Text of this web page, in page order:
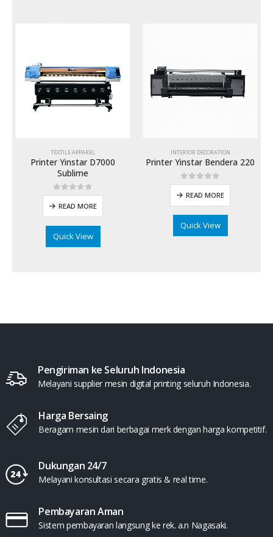
TEXTILE APPAREL
Printer Yinstar D7000
Sublime
0out of 5
READ MORE
Quick View
INTERIOR DECORATION
Printer Yinstar Bendera 220
0out of 5
READ MORE
Quick View
Pengiriman ke Seluruh Indonesia
Melayani supplier mesin digital printing seluruh Indonesia.
Harga Bersaing
Beragam mesin dari berbagai merk dengan harga kompetitif.
Dukungan 24/7
Melayani konsultasi secara gratis & real time.
Pembayaran Aman
Sistem pembayaran langsung ke rek. a.n Nagasaki.